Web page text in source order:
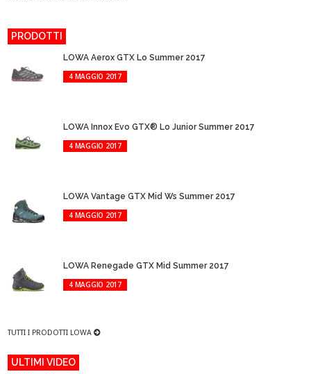
PRODOTTI
LOWA Aerox GTX Lo Summer 2017
4 MAGGIO 2017
LOWA Innox Evo GTX® Lo Junior Summer 2017
4 MAGGIO 2017
LOWA Vantage GTX Mid Ws Summer 2017
4 MAGGIO 2017
LOWA Renegade GTX Mid Summer 2017
4 MAGGIO 2017
TUTTI I PRODOTTI LOWA
ULTIMI VIDEO